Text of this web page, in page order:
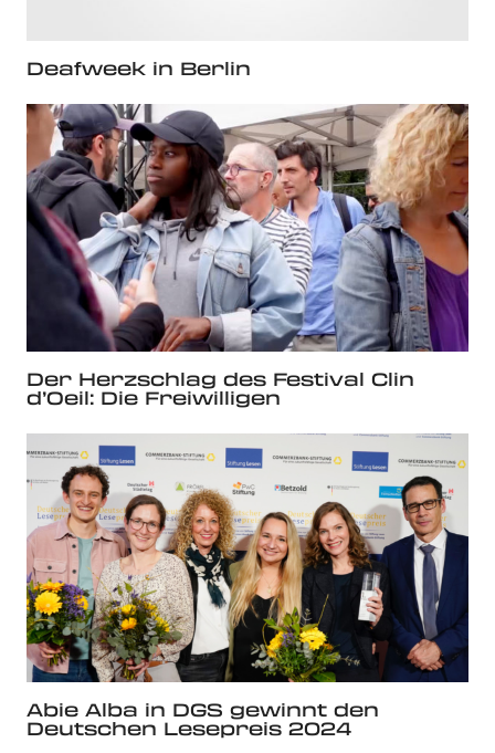
Deafweek in Berlin
Der Herzschlag des Festival Clin
d’Oeil: Die Freiwilligen
Abie Alba in DGS gewinnt den
Deutschen Lesepreis 2024